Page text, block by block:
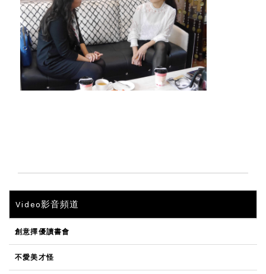
Video影音頻道
創意擇優讀書會
不愛美才怪